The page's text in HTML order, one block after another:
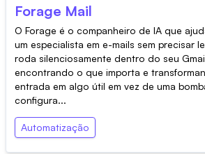
Forage Mail
O Forage é o companheiro de IA que
um especialista em e-mails sem precisar
roda silenciosamente dentro do seu
encontrando o que importa e
entrada em algo útil em vez de uma
configura...
Automatização